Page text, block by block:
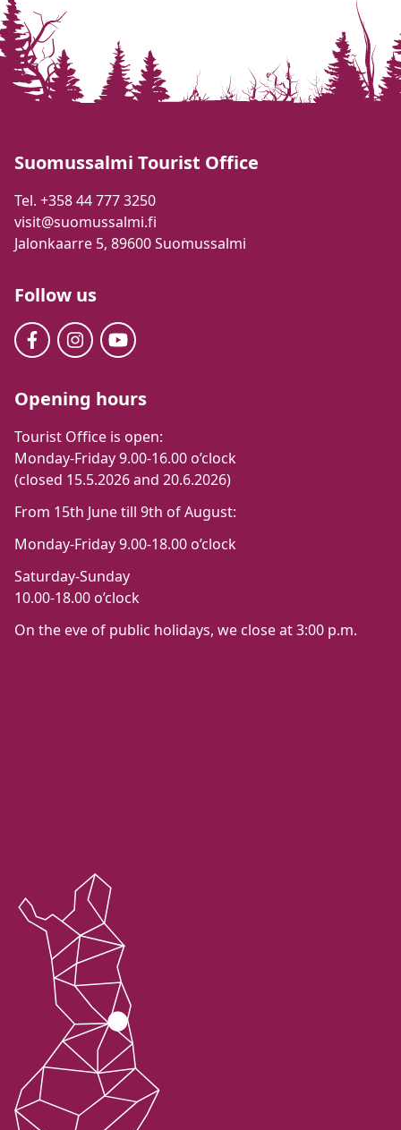
Suomussalmi Tourist Office
Tel. +358 44 777 3250
visit@suomussalmi.fi
Jalonkaarre 5, 89600 Suomussalmi
Follow us
Opening hours
Tourist Office is open:
Monday-Friday 9.00-16.00 o’clock
(closed 15.5.2026 and 20.6.2026)
From 15th June till 9th of August:
Monday-Friday 9.00-18.00 o’clock
Saturday-Sunday
10.00-18.00 o’clock
On the eve of public holidays, we close at 3:00 p.m.